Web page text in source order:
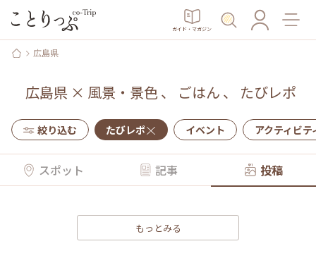
ガイド・マガジン
広島県
広島県 × 風景・景色、 ごはん 、 たびレポ
絞り込む たびレポ イベント アクティビテ
スポット 記事 投稿
もっとみる